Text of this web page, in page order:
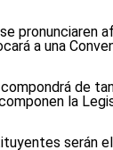
pronunciaren
a una
de
la
serán